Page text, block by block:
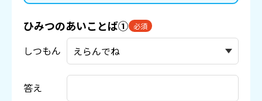
ひみつのあいことば① 必須
しつもん
答え